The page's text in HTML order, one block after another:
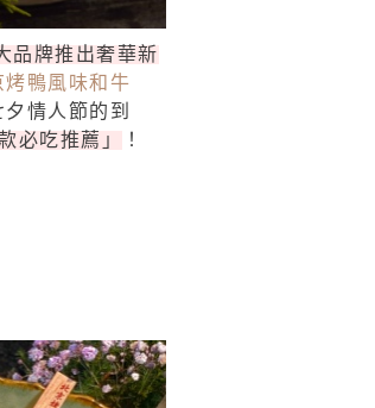
品牌推出奢華新
烤鴨風味和牛
情人節的到
必吃推薦」 ！